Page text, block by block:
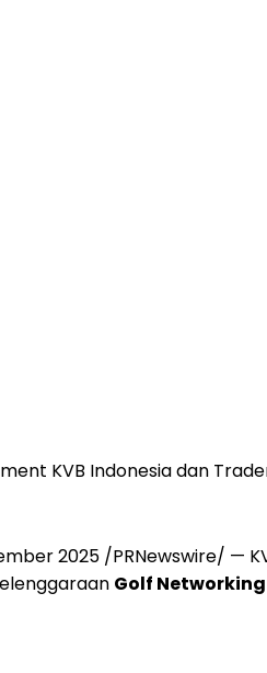
KVB Indonesia dan
2025 /PRNewswire/ —
Golf